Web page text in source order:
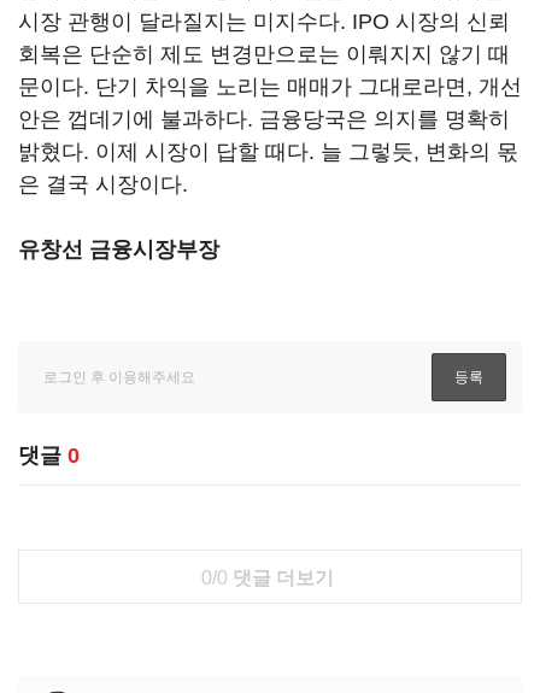
시장 관행이 달라질지는 미지수다. IPO 시장의 신뢰
회복은 단순히 제도 변경만으로는 이뤄지지 않기 때
문이다. 단기 차익을 노리는 매매가 그대로라면, 개선
안은 껍데기에 불과하다. 금융당국은 의지를 명확히
밝혔다. 이제 시장이 답할 때다. 늘 그렇듯, 변화의 몫
은 결국 시장이다.
유창선 금융시장부장
댓글 0
0/0 댓글 더보기